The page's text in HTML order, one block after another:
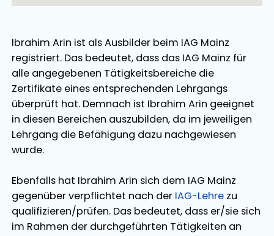
Ibrahim Arin ist alsAusbilder beim IAG Mainz
registriert. Das bedeutet, dass das IAG Mainz für
alle angegebenen Tätigkeitsbereiche die
Zertifikate eines entsprechenden Lehrgangs
überprüft hat. Demnach ist Ibrahim Arin geeignet
in diesen Bereichen auszubilden, da im jeweiligen
Lehrgang die Befähigung dazu nachgewiesen
wurde.
Ebenfalls hat Ibrahim Arin sich dem IAG Mainz
gegenüber verpflichtet nach der IAG-Lehre zu
qualifizieren/prüfen. Das bedeutet, dass er/sie sich
im Rahmen der durchgeführten Tätigkeiten an